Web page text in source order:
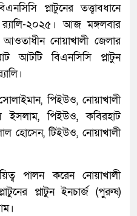
প্লাটুনের তত্ত্বাবধানে
২০২৫। আজ মঙ্গলবার
আওতাধীন নোয়াখালী জেলার
আটটি বিএনসিসি প্লাটুন
পিইউও, নোয়াখালী
পিইউও, কবিরহাট
হোসেন, টিইউও, নোয়াখালী
পালন করেন নোয়াখালী
প্লাটুন ইনচার্জ (পুরুষ)